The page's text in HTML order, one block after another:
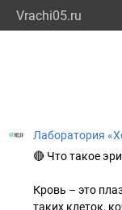
Vrachi05.ru
Лаборатория
🔴 Что такое
Кровь – это
таких клеток,